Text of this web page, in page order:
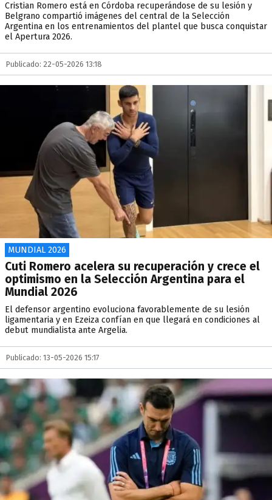
Cristian Romero está en Córdoba recuperándose de su lesión y
Belgrano compartió imágenes del central de la Selección
Argentina en los entrenamientos del plantel que busca conquistar
el Apertura 2026.
Publicado: 22-05-2026 13:18
MUNDIAL 2026
Cuti Romero acelera su recuperación y crece el
optimismo en la Selección Argentina para el
Mundial 2026
El defensor argentino evoluciona favorablemente de su lesión
ligamentaria y en Ezeiza confían en que llegará en condiciones al
debut mundialista ante Argelia.
Publicado: 13-05-2026 15:17